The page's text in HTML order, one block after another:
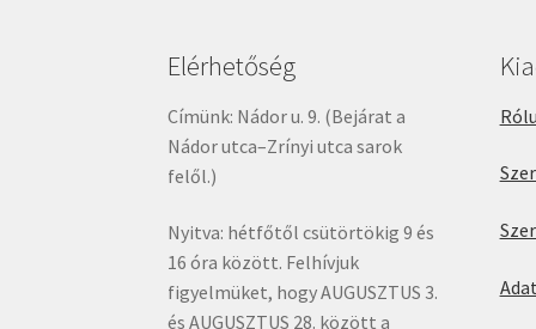
Elérhetőség
Címünk: Nádor u. 9. (Bejárat a
Nádor utca–Zrínyi utca sarok
felől.)
Nyitva: hétfőtől csütörtökig 9 és
16 óra között. Felhívjuk
figyelmüket, hogy AUGUSZTUS 3.
és AUGUSZTUS 28. között a